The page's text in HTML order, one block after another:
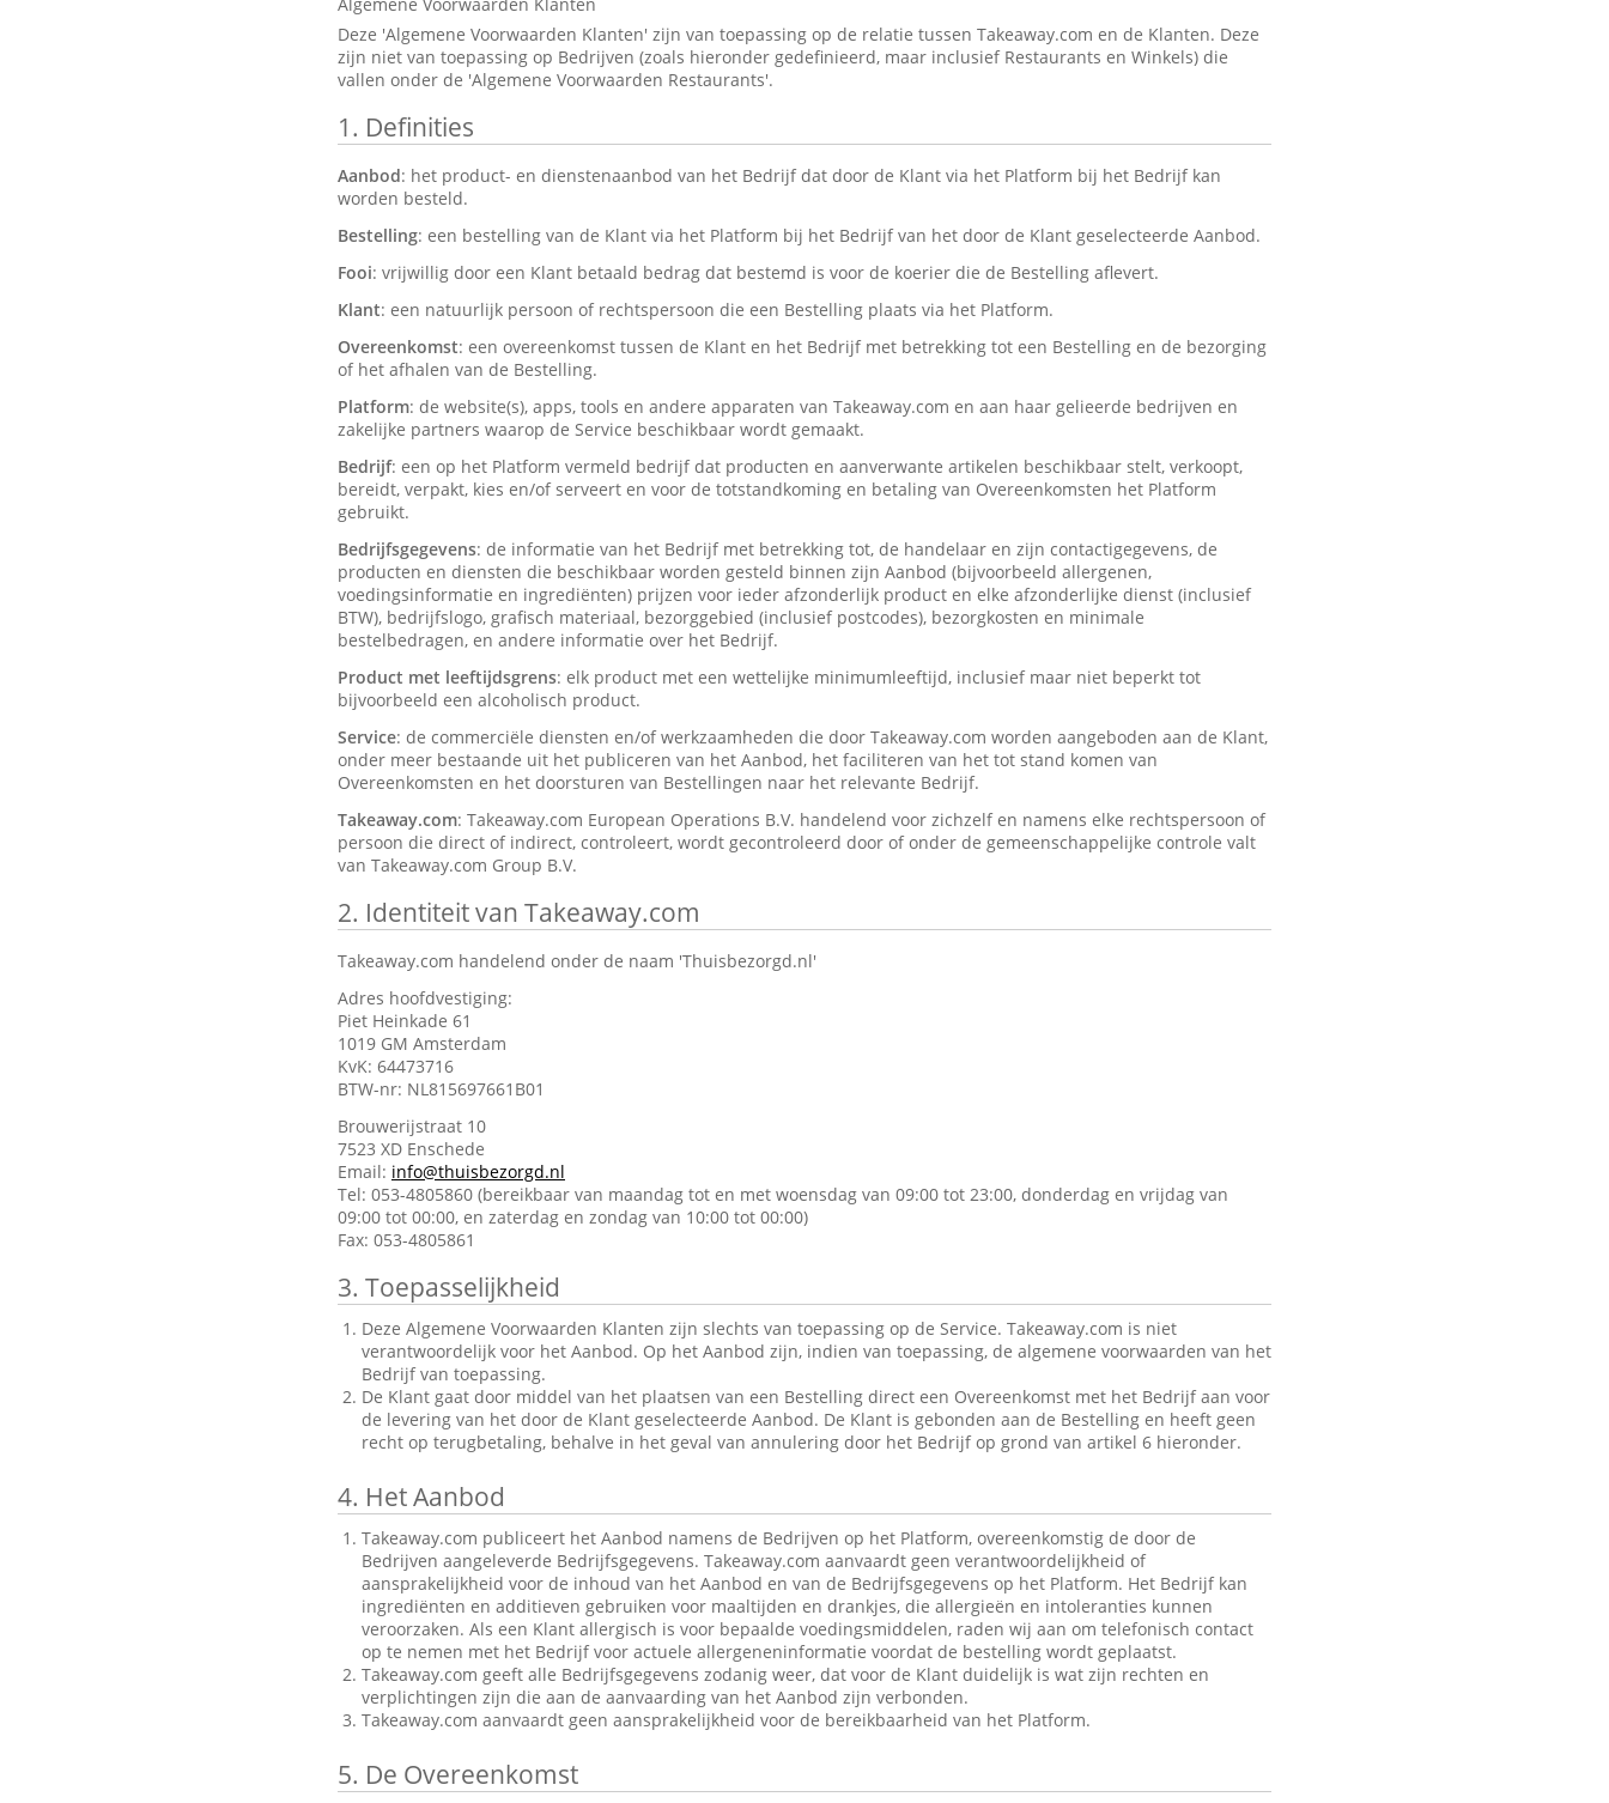
Deze 'Algemene Voorwaarden Klanten' zijn van toepassing op de relatie tussen Takeaway.com en de Klanten. Deze
zijn niet van toepassing op Bedrijven (zoals hieronder gedefinieerd, maar inclusief Restaurants en Winkels) die
vallen onder de 'Algemene Voorwaarden Restaurants'.
1. Definities
Aanbod: het product- en dienstenaanbod van het Bedrijf dat door de Klant via het Platform bij het Bedrijf kan
worden besteld.
Bestelling: een bestelling van de Klant via het Platform bij het Bedrijf van het door de Klant geselecteerde Aanbod.
Fooi: vrijwillig door een Klant betaald bedrag dat bestemd is voor de koerier die de Bestelling aflevert.
Klant: een natuurlijk persoon of rechtspersoon die een Bestelling plaats via het Platform.
Overeenkomst: een overeenkomst tussen de Klant en het Bedrijf met betrekking tot een Bestelling en de bezorging
of het afhalen van de Bestelling.
Platform: de website(s), apps, tools en andere apparaten van Takeaway.com en aan haar gelieerde bedrijven en
zakelijke partners waarop de Service beschikbaar wordt gemaakt.
Bedrijf: een op het Platform vermeld bedrijf dat producten en aanverwante artikelen beschikbaar stelt, verkoopt,
bereidt, verpakt, kies en/of serveert en voor de totstandkoming en betaling van Overeenkomsten het Platform
gebruikt.
Bedrijfsgegevens: de informatie van het Bedrijf met betrekking tot, de handelaar en zijn contactigegevens, de
producten en diensten die beschikbaar worden gesteld binnen zijn Aanbod (bijvoorbeeld allergenen,
voedingsinformatie en ingrediënten) prijzen voor ieder afzonderlijk product en elke afzonderlijke dienst (inclusief
BTW), bedrijfslogo, grafisch materiaal, bezorggebied (inclusief postcodes), bezorgkosten en minimale
bestelbedragen, en andere informatie over het Bedrijf.
Product met leeftijdsgrens: elk product met een wettelijke minimumleeftijd, inclusief maar niet beperkt tot
bijvoorbeeld een alcoholisch product.
Service: de commerciële diensten en/of werkzaamheden die door Takeaway.com worden aangeboden aan de Klant,
onder meer bestaande uit het publiceren van het Aanbod, het faciliteren van het tot stand komen van
Overeenkomsten en het doorsturen van Bestellingen naar het relevante Bedrijf.
Takeaway.com: Takeaway.com European Operations B.V. handelend voor zichzelf en namens elke rechtspersoon of
persoon die direct of indirect, controleert, wordt gecontroleerd door of onder de gemeenschappelijke controle valt
van Takeaway.com Group B.V.
2. Identiteit van Takeaway.com
Takeaway.com handelend onder de naam 'Thuisbezorgd.nl'
Adres hoofdvestiging:
Piet Heinkade 61
1019 GM Amsterdam
KvK: 64473716
BTW-nr: NL815697661B01
Brouwerijstraat 10
7523 XD Enschede
Email: info@thuisbezorgd.nl
Tel: 053-4805860 (bereikbaar van maandag tot en met woensdag van 09:00 tot 23:00, donderdag en vrijdag van
09:00 tot 00:00, en zaterdag en zondag van 10:00 tot 00:00)
Fax: 053-4805861
3. Toepasselijkheid
Deze Algemene Voorwaarden Klanten zijn slechts van toepassing op de Service. Takeaway.com is niet
verantwoordelijk voor het Aanbod. Op het Aanbod zijn, indien van toepassing, de algemene voorwaarden van het
Bedrijf van toepassing.
De Klant gaat door middel van het plaatsen van een Bestelling direct een Overeenkomst met het Bedrijf aan voor
de levering van het door de Klant geselecteerde Aanbod. De Klant is gebonden aan de Bestelling en heeft geen
recht op terugbetaling, behalve in het geval van annulering door het Bedrijf op grond van artikel 6 hieronder.
4. Het Aanbod
Takeaway.com publiceert het Aanbod namens de Bedrijven op het Platform, overeenkomstig de door de
Bedrijven aangeleverde Bedrijfsgegevens. Takeaway.com aanvaardt geen verantwoordelijkheid of
aansprakelijkheid voor de inhoud van het Aanbod en van de Bedrijfsgegevens op het Platform. Het Bedrijf kan
ingrediënten en additieven gebruiken voor maaltijden en drankjes, die allergieën en intoleranties kunnen
veroorzaken. Als een Klant allergisch is voor bepaalde voedingsmiddelen, raden wij aan om telefonisch contact
op te nemen met het Bedrijf voor actuele allergeneninformatie voordat de bestelling wordt geplaatst.
Takeaway.com geeft alle Bedrijfsgegevens zodanig weer, dat voor de Klant duidelijk is wat zijn rechten en
verplichtingen zijn die aan de aanvaarding van het Aanbod zijn verbonden.
Takeaway.com aanvaardt geen aansprakelijkheid voor de bereikbaarheid van het Platform.
5. De Overeenkomst